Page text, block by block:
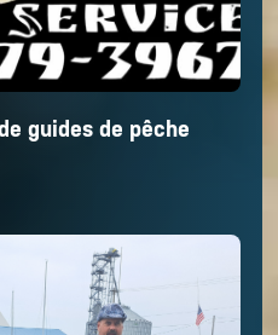
guides de pêche